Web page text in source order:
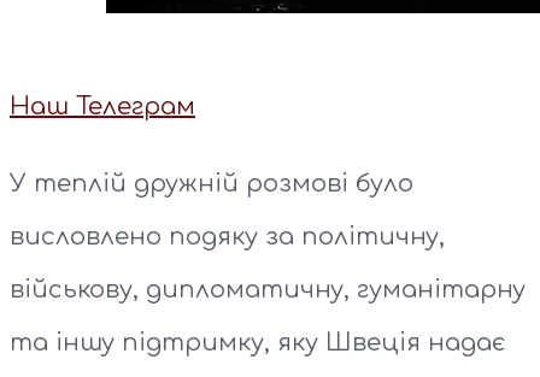
Наш Телеграм
У теплій дружній розмові було
висловлено подяку за політичну,
військову, дипломатичну, гуманітарну
та іншу підтримку, яку Швеція надає